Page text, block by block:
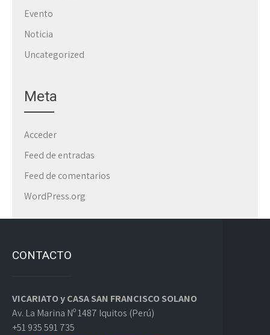
Evento
Noticia
Uncategorized
Meta
Acceder
Feed de entradas
Feed de comentarios
WordPress.org
CONTACTO
VICARIATO y CASA SAN FRANCISCO SOLANO
Av. La Marina Nº 1487 Iquitos (Perú)
+51 935 591 735